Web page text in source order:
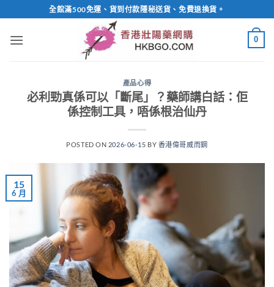
to
content
全館滿500免運、貨到付款隱秘送貨、免費退換貨。
0
產品心得
必利勁真係可以「斷尾」？藥師講白話：佢
係控制工具，唔係根治仙丹
POSTED ON 2026-06-15 BY 香港偉哥威而鋼
15
6 月